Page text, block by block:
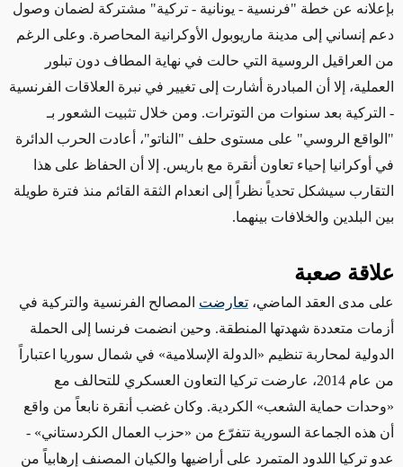
بإعلانه عن خطة "فرنسية - يونانية - تركية" مشتركة لضمان وصول
دعم إنساني إلى مدينة ماريوبول الأوكرانية المحاصرة. وعلى الرغم
من العراقيل الروسية التي حالت في نهاية المطاف دون تبلور
العملية، إلا أن المبادرة أشارت إلى تغيير في نبرة العلاقات الفرنسية
- التركية بعد سنوات من التوترات. ومن خلال تثبيت الشعور بـ
"الواقع الروسي" على مستوى حلف "الناتو"،
أعادت الحرب الدائرة
في أوكرانيا إحياء تعاون أنقرة مع باريس. إلا أن الحفاظ على هذا
التقارب سيشكل تحدياً نظراً إلى انعدام الثقة القائم منذ فترة طويلة
بين البلدين والخلافات بينهما.
علاقة صعبة
على مدى العقد الماضي، تعارضت المصالح الفرنسية والتركية في
أزمات متعددة شهدتها المنطقة. وحين انضمت فرنسا إلى الحملة
الدولية لمحاربة تنظيم « الدولة الإسلامية» في شمال سوريا
اعتباراً
من عام 2014، عارضت تركيا التعاون العسكري للتحالف مع
«وحدات حماية الشعب» الكردية. وكان غضب أنقرة نابعاً من واقع
أن هذه الجماعة السورية تتفرّع من «حزب العمال الكردستاني»
-
عدو تركيا اللدود المتمرد على أراضيها والكيان المصنف إرهابياً من